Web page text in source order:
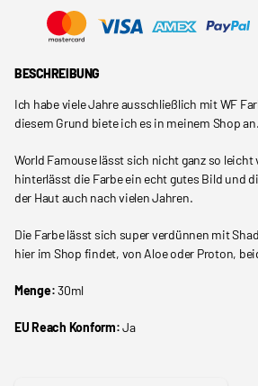
BESCHREIBUNG
Ich habe viele Jahre ausschließlich mit WF
diesem Grund biete ich es in meinem Shop an.
World Famouse lässt sich nicht ganz so leicht
hinterlässt die Farbe ein echt gutes Bild und
der Haut auch nach vielen Jahren.
Die Farbe lässt sich super verdünnen mit
hier im Shop findet, von Aloe oder Proton,
Menge:30ml
EU Reach Konform:Ja